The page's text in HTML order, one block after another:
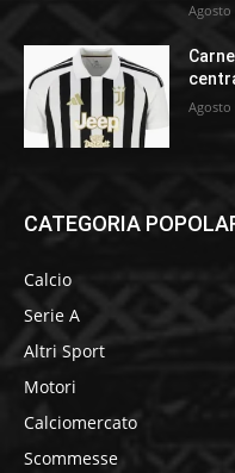
Agosto
Agosto
CATEGORIA
Calcio
Serie A
Altri Sport
Motori
Calciomercato
Scommesse